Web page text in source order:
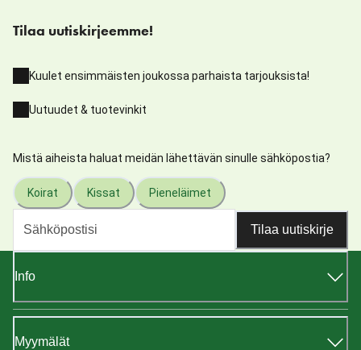
Tilaa uutiskirjeemme!
Kuulet ensimmäisten joukossa parhaista tarjouksista!
Uutuudet & tuotevinkit
Mistä aiheista haluat meidän lähettävän sinulle sähköpostia?
Koirat Kissat Pieneläimet
Tilaa uutiskirje
Info
Myymälät